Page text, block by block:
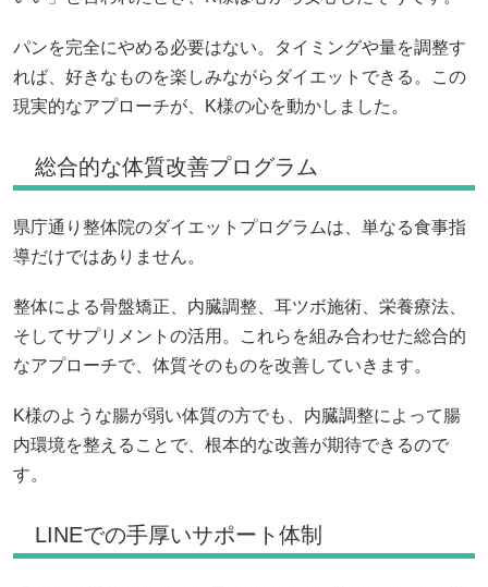
パンを完全にやめる必要はない。タイミングや量を調整す
れば、好きなものを楽しみながらダイエットできる。この
現実的なアプローチが、K様の心を動かしました。
総合的な体質改善プログラム
県庁通り整体院のダイエットプログラムは、単なる食事指
導だけではありません。
整体による骨盤矯正、内臓調整、耳ツボ施術、栄養療法、
そしてサプリメントの活用。これらを組み合わせた総合的
なアプローチで、体質そのものを改善していきます。
K様のような腸が弱い体質の方でも、内臓調整によって腸
内環境を整えることで、根本的な改善が期待できるので
す。
LINEでの手厚いサポート体制